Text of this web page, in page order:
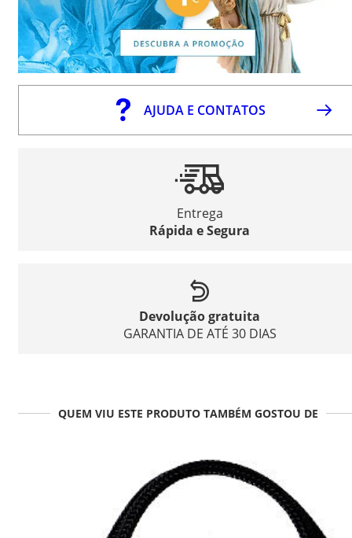
AJUDA E CONTATOS
Entrega
Rápida e Segura
Devolução gratuita
GARANTIA DE ATÉ 30 DIAS
QUEM VIU ESTE PRODUTO TAMBÉM GOSTOU DE